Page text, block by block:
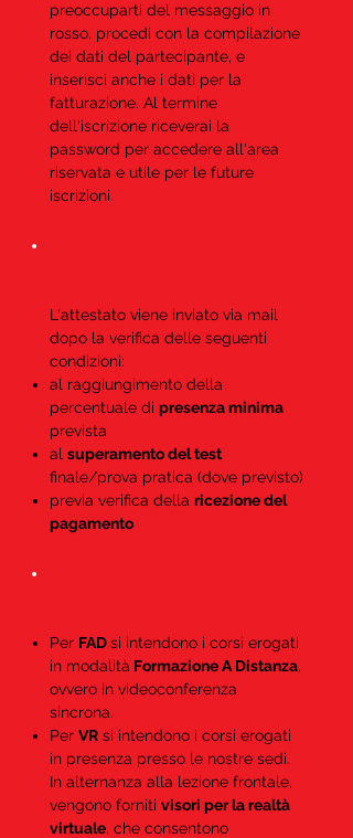
preoccuparti del messaggio in
rosso, procedi con la compilazione
dei dati del partecipante, e
inserisci anche i dati per la
fatturazione. Al termine
dell'iscrizione riceverai la
password per accedere all'area
riservata e utile per le future
iscrizioni.
L'attestato viene inviato via mail
dopo la verifica delle seguenti
condizioni:
al raggiungimento della
percentuale di presenza minima
prevista
al superamento del test
finale/prova pratica (dove previsto)
previa verifica della ricezione del
pagamento
Per FADsi intendono i corsi erogati
in modalità Formazione A Distanza,
ovvero in videoconferenza
sincrona.
Per VR si intendono i corsi erogati
in presenza presso le nostre sedi.
In alternanza alla lezione frontale,
vengono forniti visori per la realtà
virtuale, che consentono